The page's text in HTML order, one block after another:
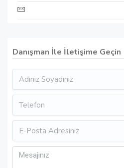
Danışman İle İletişime Geçin